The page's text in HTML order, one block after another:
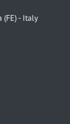
(FE) - Italy